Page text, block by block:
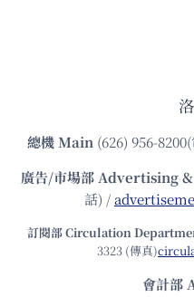
總機Main (626) 956-
廣告/市場部Advertising
話) /
訂閱部 Circulation
3323 (傳真)
會計部